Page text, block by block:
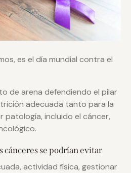
es el día mundial contra el
de arena defendiendo el pilar
adecuada tanto para la
patología, incluido el cáncer,
cánceres se podrían evitar
actividad física, gestionar